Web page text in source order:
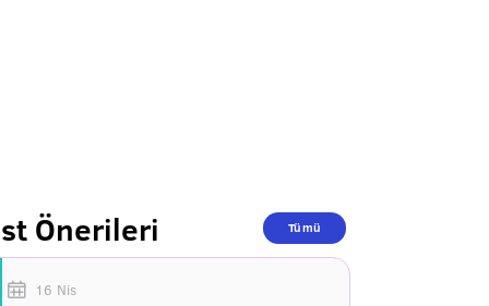
Önerileri Tümü
16 Nis